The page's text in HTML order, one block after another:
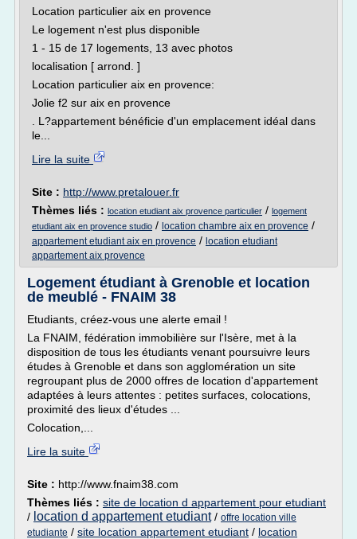
Location particulier aix en provence
Le logement n'est plus disponible
1 - 15 de 17 logements, 13 avec photos
localisation [ arrond. ]
Location particulier aix en provence:
Jolie f2 sur aix en provence
. L?appartement bénéficie d'un emplacement idéal dans
le...
Lire la suite
Site : http://www.pretalouer.fr
Thèmes liés : location etudiant aix provence particulier / logement
etudiant aix en provence studio / location chambre aix en provence /
appartement etudiant aix en provence / location etudiant
appartement aix provence
Logement étudiant à Grenoble et location
de meublé - FNAIM 38
Etudiants, créez-vous une alerte email !
La FNAIM, fédération immobilière sur l'Isère, met à la
disposition de tous les étudiants venant poursuivre leurs
études à Grenoble et dans son agglomération un site
regroupant plus de 2000 offres de location d'appartement
adaptées à leurs attentes : petites surfaces, colocations,
proximité des lieux d'études ...
Colocation,...
Lire la suite
Site : http://www.fnaim38.com
Thèmes liés : site de location d appartement pour etudiant
/ location d appartement etudiant/ offre location ville
etudiante / site location appartement etudiant / location